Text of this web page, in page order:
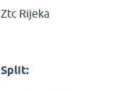
Ztc Rijeka
Split: